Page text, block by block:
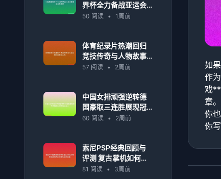
界杯全力备战亚运会
冲刺金牌
50 阅读 • 1周前
体育纪录片热潮回归
竞技传奇与人物故事
引发观众共鸣
57 阅读 • 2周前
中国女排顽强逆转德
国豪取三连胜展现冠
军底蕴再次证明强队
60 阅读 • 2周前
索尼PSP经典回顾与
评测 复古掌机如何影
响游戏历史与移动娱
81 阅读 • 3周前
如
作
戏
章。
你
你